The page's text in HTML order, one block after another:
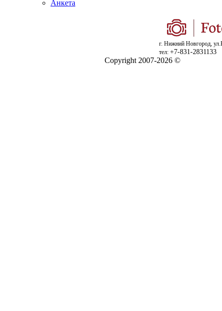
Анкета
г. Нижний Новгород,
тел: +7-831-2831133
Copyright 2007-2026 ©